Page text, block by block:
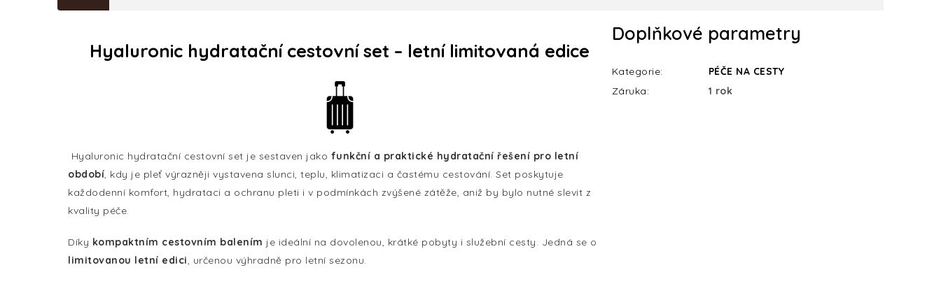
Hyaluronic hydratační cestovní set – letní limitovaná edice
Hyaluronic hydratační cestovní set je sestaven jako funkční a praktické hydratační řešení pro letní
období, kdy je pleť výrazněji vystavena slunci, teplu, klimatizaci a častému cestování. Set poskytuje
každodenní komfort, hydrataci a ochranu pleti i v podmínkách zvýšené zátěže, aniž by bylo nutné slevit z
kvality péče.
Díky kompaktním cestovním balením je ideální na dovolenou, krátké pobyty i služební cesty. Jedná se o
limitovanou letní edici, určenou výhradně pro letní sezonu.
Doplňkové parametry
Kategorie:
PÉČE NA CESTY
Záruka: 1 rok